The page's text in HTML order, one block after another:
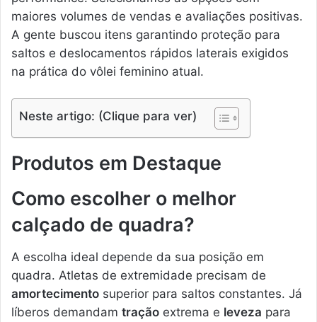
maiores volumes de vendas e avaliações positivas.
A gente buscou itens garantindo proteção para
saltos e deslocamentos rápidos laterais exigidos
na prática do vôlei feminino atual.
Neste artigo: (Clique para ver)
Produtos em Destaque
Como escolher o melhor
calçado de quadra?
A escolha ideal depende da sua posição em
quadra. Atletas de extremidade precisam de
amortecimento superior para saltos constantes. Já
líberos demandam tração extrema e leveza para